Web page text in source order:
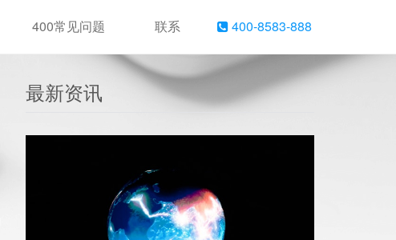
400常见问题 联系 400-8583-888
最新资讯